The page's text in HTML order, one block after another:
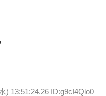
) 13:51:24.26 ID:g9cI4Qlo0